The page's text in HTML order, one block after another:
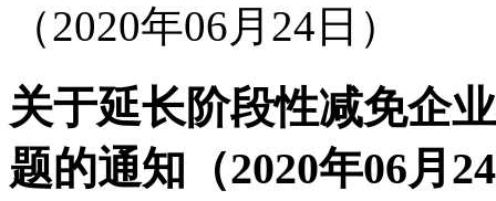
（2020年06月24日）
关于延长阶段性减免企
题的通知（2020年06月